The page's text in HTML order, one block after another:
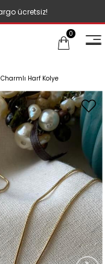
ücretsiz!
0
Harf Kolye